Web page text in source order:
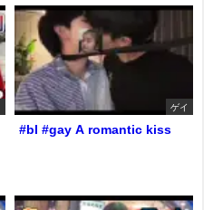
ゲイ
#bl #gay A romantic kiss